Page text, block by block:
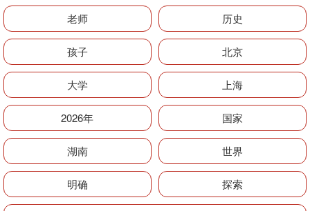
老师 历史
孩子 北京
大学 上海
2026年 国家
湖南 世界
明确 探索